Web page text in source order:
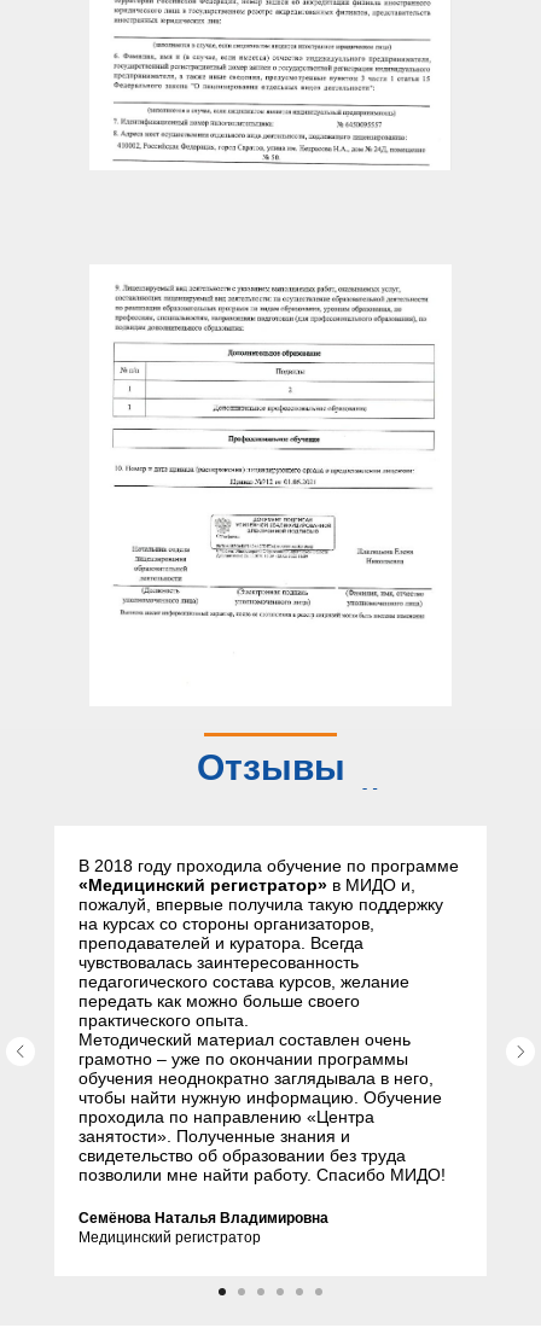
Отзывы
В 2018 году проходила обучение по программе
«Медицинский регистратор» в МИДО и,
пожалуй, впервые получила такую поддержку
на курсах со стороны организаторов,
преподавателей и куратора. Всегда
чувствовалась заинтересованность
педагогического состава курсов, желание
передать как можно больше своего
практического опыта.
Методический материал составлен очень
грамотно – уже по окончании программы
обучения неоднократно заглядывала в него,
чтобы найти нужную информацию. Обучение
проходила по направлению «Центра
занятости». Полученные знания и
свидетельство об образовании без труда
позволили мне найти работу. Спасибо МИДО!
Семёнова Наталья Владимировна
Медицинский регистратор